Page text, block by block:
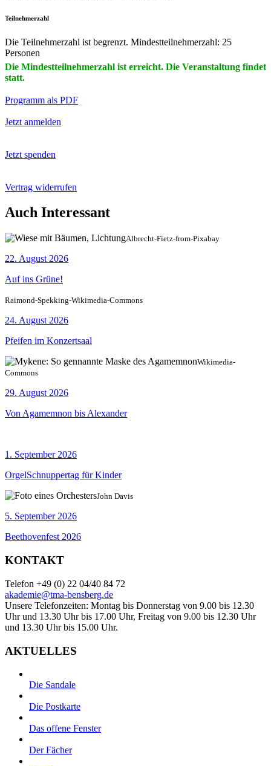
Teilnehmerzahl
Die Teilnehmerzahl ist begrenzt. Mindestteilnehmerzahl: 25
Personen
Die Mindestteilnehmerzahl ist erreicht. Die Veranstaltung findet
statt.
Programm als PDF
Jetzt anmelden
Jetzt spenden
Vertrag widerrufen
Auch Interessant
Albrecht-Fietz-from-Pixabay
22. August 2026
Auf ins Grüne!
Raimond-Spekking-Wikimedia-Commons
24. August 2026
Pfeifen im Konzertsaal
Wikimedia-
Commons
29. August 2026
Von Agamemnon bis Alexander
1. September 2026
OrgelSchnuppertag für Kinder
John Davis
5. September 2026
Beethovenfest 2026
KONTAKT
Telefon +49 (0) 22 04/40 84 72
akademie@tma-bensberg.de
Unsere Telefonzeiten: Montag bis Donnerstag von 9.00 bis 12.30
Uhr und 13.30 Uhr bis 17.00 Uhr, Freitag von 9.00 bis 12.30 Uhr
und 13.30 Uhr bis 15.00 Uhr.
AKTUELLES
Die Sandale
Die Postkarte
Das offene Fenster
Der Fächer